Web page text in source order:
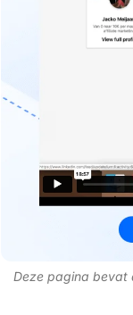
Deze pagina bevat